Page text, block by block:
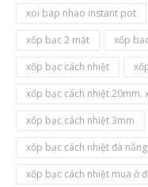
xoi bap nhao instant pot
xốp bạc 2 mặt
xốp
xốp bạc cách nhiệt
xốp bạc cách nhiệt 20mm.
xốp bạc cách nhiệt 3mm
xốp bạc cách nhiệt đà nẵng
xốp bạc cách nhiệt mua ở